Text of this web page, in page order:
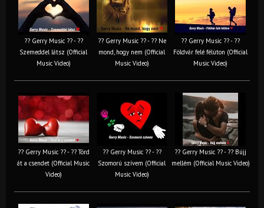
?? Gerry Music ?? - ??
Szemeddel látsz (Official
Music Video)
?? Gerry Music ?? - ?? Ne
mond, hogy nem (Official
Music Video)
?? Gerry Music ?? - ??
Földvár felé félúton (Official
Music Video)
?? Gerry Music ?? - ?? Törd
át a csendet (Official Music
Video)
?? Gerry Music ?? - ??
Szomorú szívem (Official
Music Video)
?? Gerry Music ?? - ?? Bújj
mellém (Official Music Video)